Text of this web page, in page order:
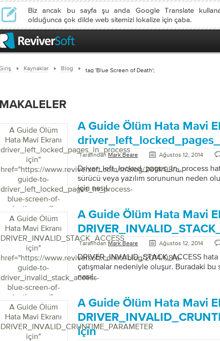
Biz ancak bu sayfa şu anda Google Translate
olduğunca çok dilde web sitemizi lokalize için çaba.
Kaynaklar Blog tag 'Blue Screen of Death';
A Guide Ölüm
Hata Mavi Ekranı
driver_left_locked_pages_in_process
için"
href="https://www.reviversoft.com/tr/blog/2014/08/a-
guide-to-
driver_left_locked_pages_in_process-
blue-screen-of-
death-error/">
A Guide Ölüm Hata Mavi
Tarafından Mark Beare Ağustos 12, 2014
Driver_left_locked_pages_in_process
sürücü veya yazılım sorununun neden
için nasıl.
A Guide Ölüm
Hata Mavi Ekranı
DRIVER_INVALID_STACK_ACCESS
için"
href="https://www.reviversoft.com/tr/blog/2014/08/a-
guide-to-
driver_invalid_stack_access-
blue-screen-of-
death-error/">
A Guide Ölüm Hata Mavi
Tarafından Mark Beare Ağustos 12, 2014
DRIVER_INVALID_STACK_ACCESS
çatışmalar nedeniyle oluşur. Buradaki
nasıl.
A Guide Ölüm
Hata Mavi Ekranı
DRIVER_INVALID_CRUNTIME_PARAMETER
için"
A Guide Ölüm Hata Mavi
için